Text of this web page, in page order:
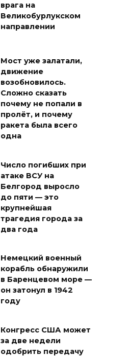
врага на
Великобурлукском
направлении
Мост уже залатали,
движение
возобновилось.
Сложно сказать
почему не попали в
пролёт, и почему
ракета была всего
одна
Число погибших при
атаке ВСУ на
Белгород выросло
до пяти — это
крупнейшая
трагедия города за
два года
Немецкий военный
корабль обнаружили
в Баренцевом море —
он затонул в 1942
году
Конгресс США может
за две недели
одобрить передачу